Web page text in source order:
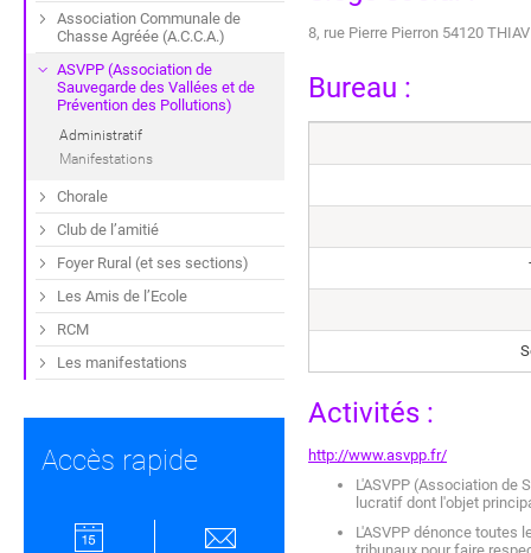
8, rue Pierre Pierron 54120
Bureau :
Activités :
http://www.asvpp.fr/
L'ASVPP (Association de
lucratif dont l'objet
L'ASVPP dénonce toutes
Association Communale de
Chasse Agréée (A.C.C.A.)
ASVPP (Association de
Sauvegarde des Vallées et de
Prévention des Pollutions)
Administratif
Manifestations
Chorale
Club de l’amitié
Foyer Rural (et ses sections)
Les Amis de l’Ecole
RCM
Les manifestations
Accès rapide